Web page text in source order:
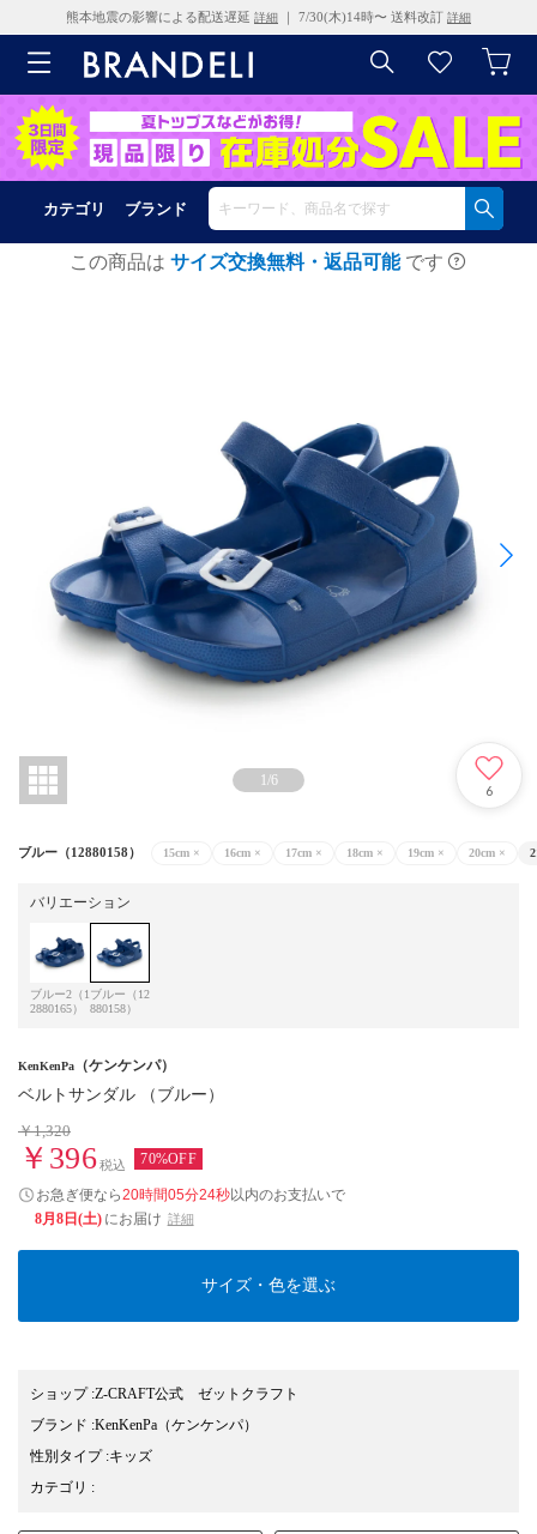
熊本地震の影響による配送遅延 詳細 ｜ 7/30(木)14時〜 送料改訂 詳細
カテゴリ ブランド
この商品は サイズ交換無料・返品可能 です
1/6
6
ブルー（12880158） 15cm × 16cm × 17cm × 18cm × 19cm × 20cm ×
バリエーション
ブルー2（1
2880165）
ブルー（12
880158）
KenKenPa （ケンケンパ）
ベルトサンダル （ブルー）
￥1,320
￥396税込 70%OFF
お急ぎ便なら20時間05分23秒以内のお支払いで
8月8日(土) にお届け 詳細
サイズ・色を選ぶ
ショップ:Z-CRAFT公式 ゼットクラフト
ブランド :KenKenPa （ケンケンパ）
性別タイプ:キッズ
カテゴリ :